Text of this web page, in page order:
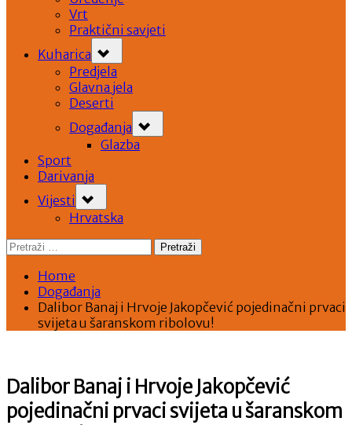
Vrt
Praktični savjeti
Kuharica
sub-
menu
Predjela
Glavna jela
Deserti
Događanja
sub-
menu
Glazba
Sport
Darivanja
Vijesti
sub-
menu
Hrvatska
Pretraži:
Home
Događanja
Dalibor Banaj i Hrvoje Jakopčević pojedinačni prvaci
svijeta u šaranskom ribolovu!
Dalibor Banaj i Hrvoje Jakopčević
pojedinačni prvaci svijeta u šaranskom